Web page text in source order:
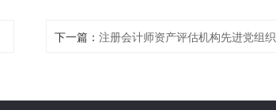
下一篇： 注册会计师资产评估机构先进党组织